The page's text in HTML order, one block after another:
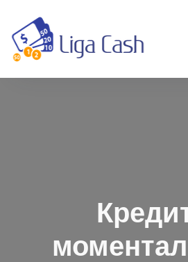
контенту